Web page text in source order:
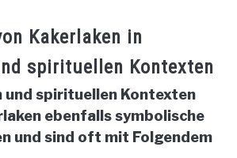
Kakerlaken in
spirituellen Kontexten
und spirituellen Kontexten
ebenfalls symbolische
und sind oft mit Folgendem